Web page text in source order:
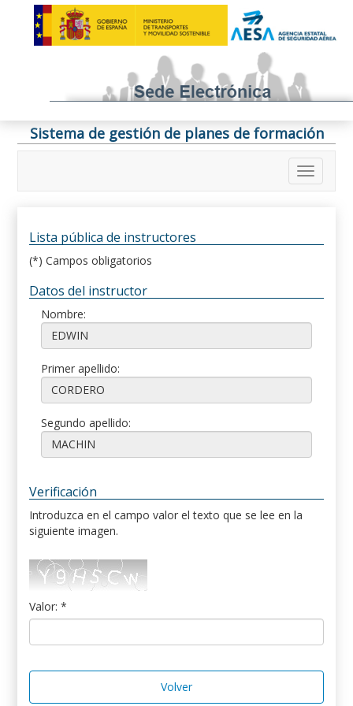
Sistema de gestión de planes de formación
Lista pública de instructores
(*) Campos obligatorios
Datos del instructor
Nombre:
Primer apellido:
Segundo apellido:
Verificación
Introduzca en el campo valor el texto que se lee en la
siguiente imagen.
Valor: *
Volver